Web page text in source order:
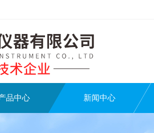
品中心 新闻中心